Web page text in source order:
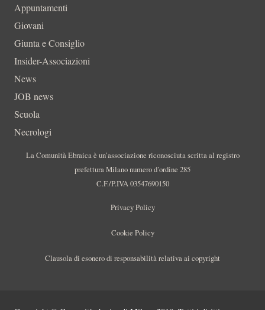
Appuntamenti
Giovani
Giunta e Consiglio
Insider-Associazioni
News
JOB news
Scuola
Necrologi
La Comunità Ebraica è un’associazione riconosciuta scritta al registro
prefettura Milano numero d’ordine 285
C.F./P.IVA 03547690150
Privacy Policy
Cookie Policy
Clausola di esonero di responsabilità relativa ai copyright